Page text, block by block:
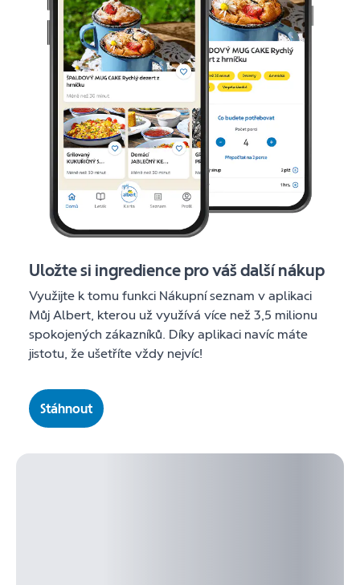
Uložte si ingredience pro váš další nákup
Využijte k tomu funkci Nákupní seznam v aplikaci
Můj Albert, kterou už využívá více než 3,5 milionu
spokojených zákazníků. Díky aplikaci navíc máte
jistotu, že ušetříte vždy nejvíc!
Stáhnout